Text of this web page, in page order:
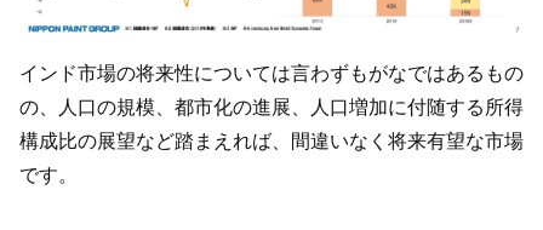
インド市場の将来性については言わずもがなではあるもの
の、人口の規模、都市化の進展、人口増加に付随する所得
構成比の展望など踏まえれば、間違いなく将来有望な市場
です。